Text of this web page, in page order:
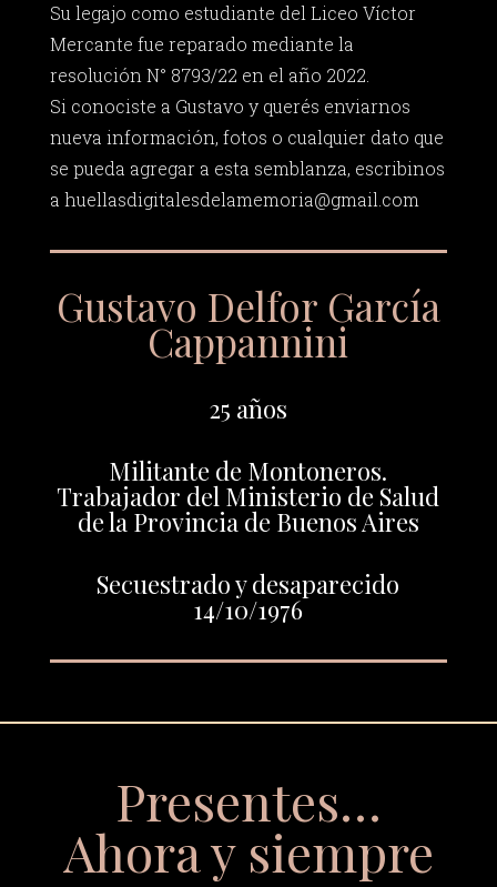
Su legajo como estudiante del Liceo Víctor
Mercante fue reparado mediante la
resolución N° 8793/22 en el año 2022.
Si conociste a Gustavo y querés enviarnos
nueva información, fotos o cualquier dato que
se pueda agregar a esta semblanza, escribinos
a huellasdigitalesdelamemoria@gmail.com
Gustavo Delfor García
Cappannini
25 años
Militante de Montoneros.
Trabajador del Ministerio de Salud
de la Provincia de Buenos Aires
Secuestrado y desaparecido
14/10/1976
Presentes…
Ahora y siempre